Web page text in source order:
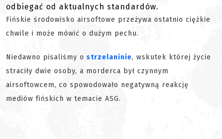
odbiegać od aktualnych standardów.
Fińskie środowisko airsoftowe przeżywa ostatnio ciężkie
chwile i może mówić o dużym pechu.
Niedawno pisaliśmy o strzelaninie, wskutek której życie
straciły dwie osoby, a morderca był czynnym
airsoftowcem, co spowodowało negatywną reakcję
mediów fińskich w temacie ASG.